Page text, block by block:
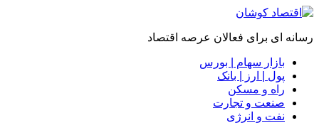
رسانه ای برای فعالان عرصه اقتصاد
بازار سهام | بورس
پول | ارز | بانک
راه و مسکن
صنعت و تجارت
نفت و انرژی